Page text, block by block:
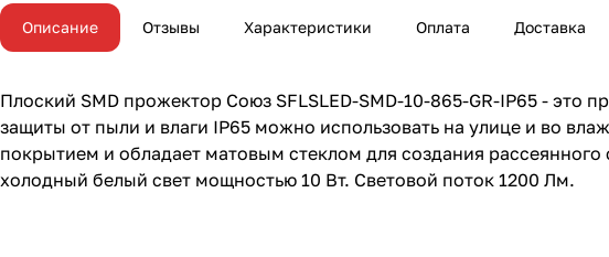
Описание Отзывы Характеристики Оплата Доставка
Плоский SMD прожектор Союз SFLSLED-SMD-10-865-GR-IP65 - это
защиты от пыли и влаги IP65 можно использовать на улице и во
покрытием и обладает матовым стеклом для создания
холодный белый свет мощностью 10 Вт. Световой поток 1200 Лм.